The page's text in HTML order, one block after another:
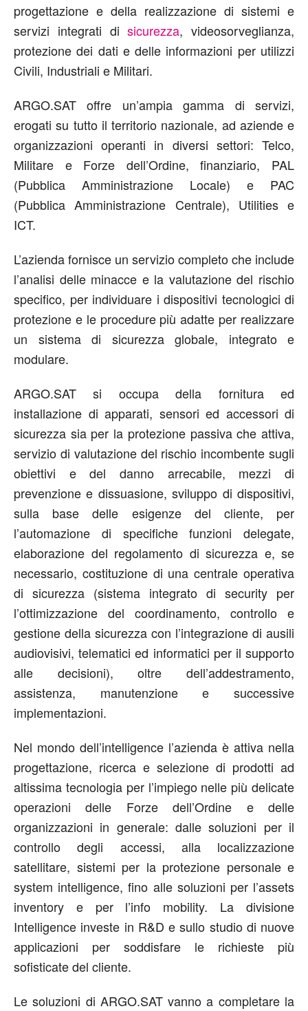
progettazione e della realizzazione di sistemi e
servizi integrati disicurezza, videosorveglianza,
protezione dei dati e delle informazioni per utilizzi
Civili, Industriali e Militari.
ARGO.SAT offre un’ampia gamma di servizi,
erogati su tutto il territorio nazionale, ad aziende e
organizzazioni operanti in diversi settori: Telco,
Militare e Forze dell’Ordine, finanziario, PAL
(Pubblica Amministrazione Locale) e PAC
(Pubblica Amministrazione Centrale), Utilities e
ICT.
L’azienda fornisce un servizio completo che include
l’analisi delle minacce e la valutazione del rischio
specifico, per individuare i dispositivi tecnologici di
protezione e le procedure più adatte per realizzare
un sistema di sicurezza globale, integrato e
modulare.
ARGO.SAT si occupa della fornitura ed
installazione di apparati, sensori ed accessori di
sicurezza sia per la protezione passiva che attiva,
servizio di valutazione del rischio incombente sugli
obiettivi e del danno arrecabile, mezzi di
prevenzione e dissuasione, sviluppo di dispositivi,
sulla base delle esigenze del cliente, per
l’automazione di specifiche funzioni delegate,
elaborazione del regolamento di sicurezza e, se
necessario, costituzione di una centrale operativa
di sicurezza (sistema integrato di security per
l’ottimizzazione del coordinamento, controllo e
gestione della sicurezza con l’integrazione di ausili
audiovisivi, telematici ed informatici per il supporto
alle decisioni), oltre dell’addestramento,
assistenza, manutenzione e successive
implementazioni.
Nel mondo dell’intelligence l’azienda è attiva nella
progettazione, ricerca e selezione di prodotti ad
altissima tecnologia per l’impiego nelle più delicate
operazioni delle Forze dell’Ordine e delle
organizzazioni in generale: dalle soluzioni per il
controllo degli accessi, alla localizzazione
satellitare, sistemi per la protezione personale e
system intelligence, fino alle soluzioni per l’assets
inventory e per l’info mobility. La divisione
Intelligence investe in R&D e sullo studio di nuove
applicazioni per soddisfare le richieste più
sofisticate del cliente.
Le soluzioni di ARGO.SAT vanno a completare la